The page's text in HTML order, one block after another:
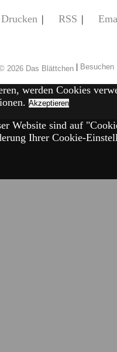
Drucken | RSS |
|
werden Cookies
Akzeptieren
Website sind auf
Ihrer Cookie-